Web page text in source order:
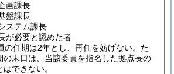
画課長
盤課長
ステム課長
が必要と認めた者
の任期は2年とし、再任を妨げない。 た
の末日は、当該委員を指名した拠点長の
できない。